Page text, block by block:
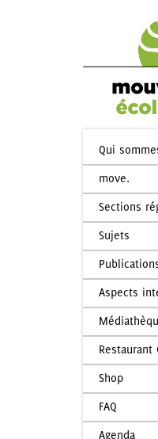
Qui
move.
Sections
Sujets
Aspects
Restaurant
Shop
FAQ
Agenda